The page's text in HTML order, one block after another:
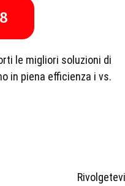
le migliori soluzioni di
in piena efficienza i vs.